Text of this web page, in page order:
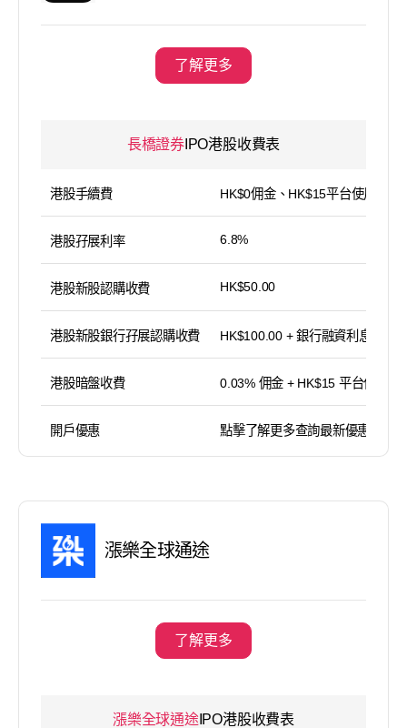
了解更多
長橋證券IPO港股收費表
港股手續費 HK$0佣金、HK$15平台使用費
港股孖展利率 6.8%
港股新股認購收費 HK$50.00
港股新股銀行孖展認購收費 HK$100.00 + 銀行融資利息
港股暗盤收費 0.03% 佣金 + HK$15 平台使用費
開戶優惠 點擊了解更多查詢最新優惠
漲樂全球通途
了解更多
漲樂全球通途IPO港股收費表